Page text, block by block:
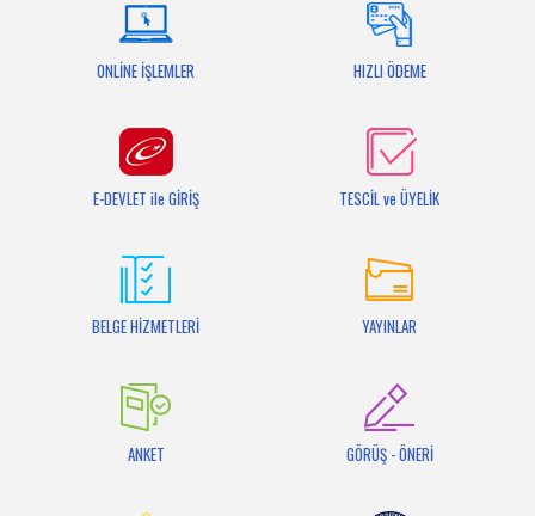
Bilgi Bankası
ONLİNE İŞLEMLER HIZLI ÖDEME
E-DEVLET ile GİRİŞ TESCİL ve ÜYELİK
BELGE HİZMETLERİ YAYINLAR
ANKET GÖRÜŞ - ÖNERİ